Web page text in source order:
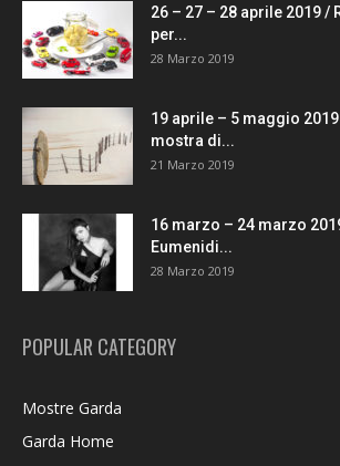
26 – 27 – 28 aprile 2019 /
per...
28 Marzo 2019
19 aprile – 5 maggio
mostra di...
21 Marzo 2019
16 marzo – 24 marzo
Eumenidi...
28 Marzo 2019
POPULAR CATEGORY
Mostre Garda
Garda Home